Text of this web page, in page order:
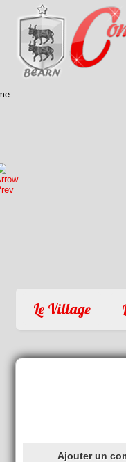
Le Village
Ajouter un